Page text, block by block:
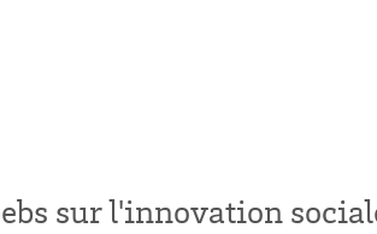
sur l'innovation